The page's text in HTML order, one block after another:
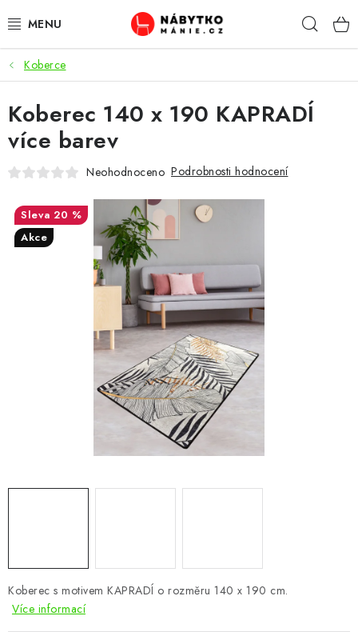
na
OBÝVACÍ POKOJ
KUCHYŇ A JÍDELNA
LOŽNICE
KANCELÁŘ / PRACOVNA
KOUPELNA A WC
CHOVATELSKÉ POTŘEBY
DOPLŇKY A DEKORACE
OSTATNÍ
VÝPRODEJ
Vše o nákupu
Koberce
Koberec s motivem KAPRADÍ o rozměru 140 x 190 cm.
Více informací
Koberec 140 x 190 KAPRADÍ
více barev
Neohodnoceno Podrobnosti hodnocení
20 %
Akce